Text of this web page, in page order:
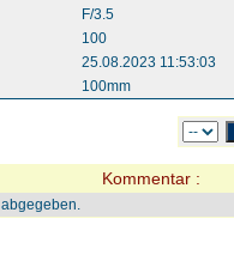
F/3.5
100
25.08.2023 11:53:03
100mm
Kommentar :